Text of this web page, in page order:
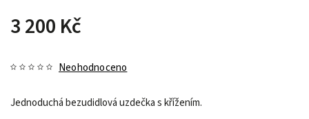
3 200 Kč
Neohodnoceno
Jednoduchá bezudidlová uzdečka s křížením.